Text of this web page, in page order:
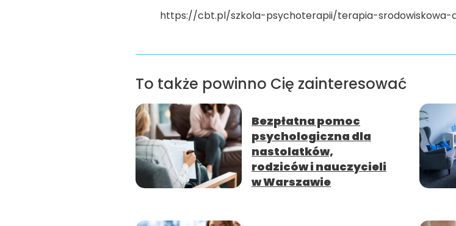
https://cbt.pl/szkola-psychoterapii/terapia-srodowiskowa-
To także powinno Cię zainteresować
Bezpłatna pomoc
psychologiczna dla
nastolatków,
rodziców i nauczycieli
w Warszawie